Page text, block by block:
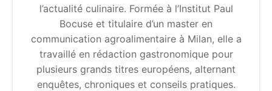
l’actualité culinaire. Formée à l’Institut Paul
Bocuse et titulaire d’un master en
communication agroalimentaire à Milan, elle a
travaillé en rédaction gastronomique pour
plusieurs grands titres européens, alternant
enquêtes, chroniques et conseils pratiques.